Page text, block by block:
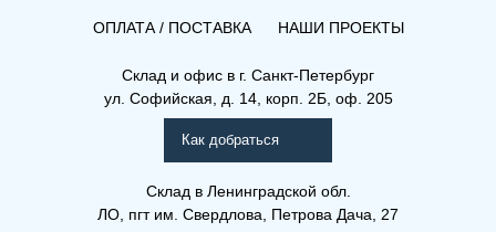
ОПЛАТА / ПОСТАВКА НАШИ ПРОЕКТЫ
Склад и офис в г. Санкт-Петербург
ул. Софийская, д. 14, корп. 2Б, оф. 205
Как добраться
Склад в Ленинградской обл.
ЛО, пгт им. Свердлова, Петрова Дача, 27